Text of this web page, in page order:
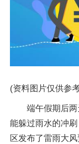
(资料图片仅供参
端午假期后
能躲过雨水的冲
区发布了雷雨大